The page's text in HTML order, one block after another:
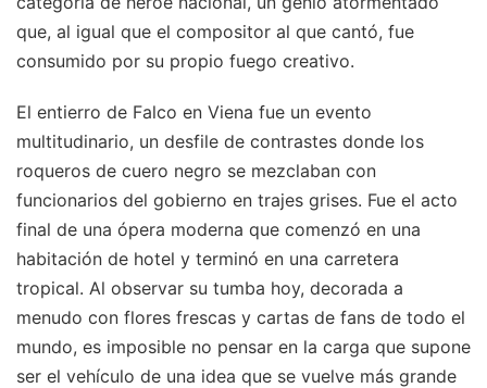
que, al igual que el compositor al que cantó, fue
consumido por su propio fuego creativo.
El entierro de Falco en Viena fue un evento
multitudinario, un desfile de contrastes donde los
roqueros de cuero negro se mezclaban con
funcionarios del gobierno en trajes grises. Fue el acto
final de una ópera moderna que comenzó en una
habitación de hotel y terminó en una carretera
tropical. Al observar su tumba hoy, decorada a
menudo con flores frescas y cartas de fans de todo el
mundo, es imposible no pensar en la carga que supone
ser el vehículo de una idea que se vuelve más grande